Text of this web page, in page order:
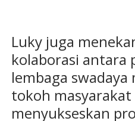
Luky juga
kolaborasi antara
lembaga swadaya
tokoh masyarakat
menyukseskan